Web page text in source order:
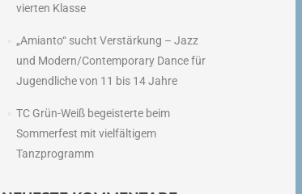
vierten Klasse
„Amianto“ sucht Verstärkung – Jazz
und Modern/Contemporary Dance für
Jugendliche von 11 bis 14 Jahre
TC Grün-Weiß begeisterte beim
Sommerfest mit vielfältigem
Tanzprogramm